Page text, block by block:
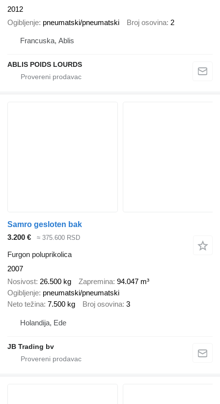
2012
Ogibljenje pneumatski/pneumatski Broj osovina 2
Francuska, Ablis
ABLIS POIDS LOURDS
Samro gesloten bak
3.200 €
≈ 375.600 RSD
Furgon poluprikolica
2007
Nosivost 26.500 kg Zapremina 94.047 m³
Ogibljenje pneumatski/pneumatski
Neto težina 7.500 kg Broj osovina 3
Holandija, Ede
JB Trading bv